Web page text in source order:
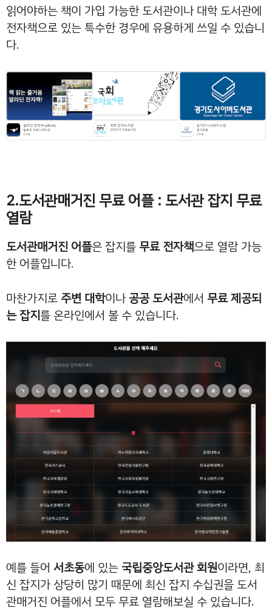
읽어야하는 책이 가입 가능한 도서관이나 대학 도서관에
전자책으로 있는 특수한 경우에 유용하게 쓰일 수 있습니
다.
2.도서관매거진 무료 어플 : 도서관 잡지 무료
열람
도서관매거진 어플은 잡지를 무료 전자책으로 열람 가능
한 어플입니다.
마찬가지로 주변 대학이나 공공 도서관에서 무료 제공되
는 잡지를 온라인에서 볼 수 있습니다.
예를 들어 서초동에 있는 국립중앙도서관 회원이라면, 최
신 잡지가 상당히 많기 때문에 최신 잡지 수십권을 도서
관매거진 어플에서 모두 무료 열람해보실 수 있습니다.